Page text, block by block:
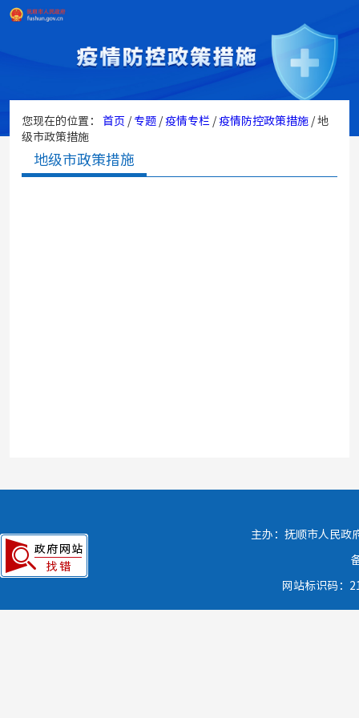
您现在的位置： 首页 /专题 /疫情专栏 /疫情防控政策措施 /地
级市政策措施
地级市政策措施
主办：抚顺市人民
网站标识码